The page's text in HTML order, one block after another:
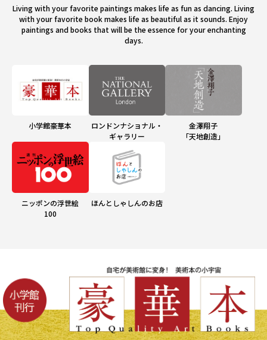
Living with your favorite paintings makes life as fun as dancing. Living
with your favorite book makes life as beautiful as it sounds. Enjoy
paintings and books that will be the essence for your enchanting
days.
小学館豪華本
ロンドンナショナル・
ギャラリー
金澤翔子
「天地創造」
ニッポンの浮世絵
100
ほんとしゃしんのお店